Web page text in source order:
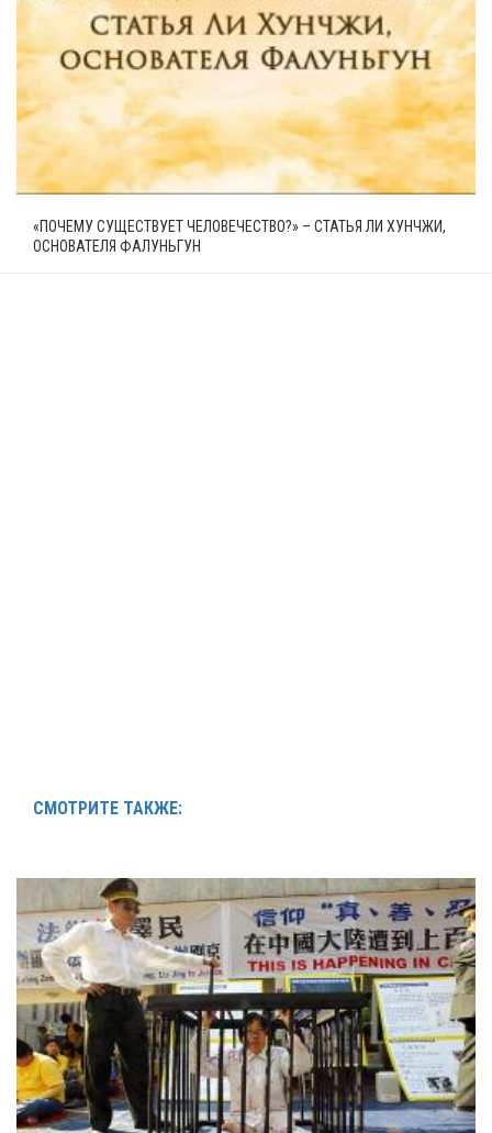
«ПОЧЕМУ СУЩЕСТВУЕТ ЧЕЛОВЕЧЕСТВО?» – СТАТЬЯ ЛИ ХУНЧЖИ,
ОСНОВАТЕЛЯ ФАЛУНЬГУН
СМОТРИТЕ ТАКЖЕ: